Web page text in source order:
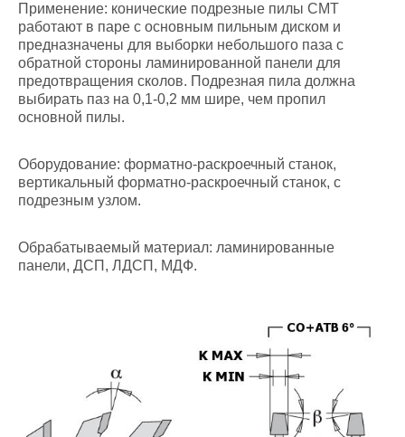
Применение: конические подрезные пилы CMT
работают в паре с основным пильным диском и
предназначены для выборки небольшого паза с
обратной стороны ламинированной панели для
предотвращения сколов. Подрезная пила должна
выбирать паз на 0,1-0,2 мм шире, чем пропил
основной пилы.
Оборудование: форматно-раскроечный станок,
вертикальный форматно-раскроечный станок, с
подрезным узлом.
Обрабатываемый материал: ламинированные
панели, ДСП, ЛДСП, МДФ.